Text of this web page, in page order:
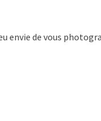
envie de vous